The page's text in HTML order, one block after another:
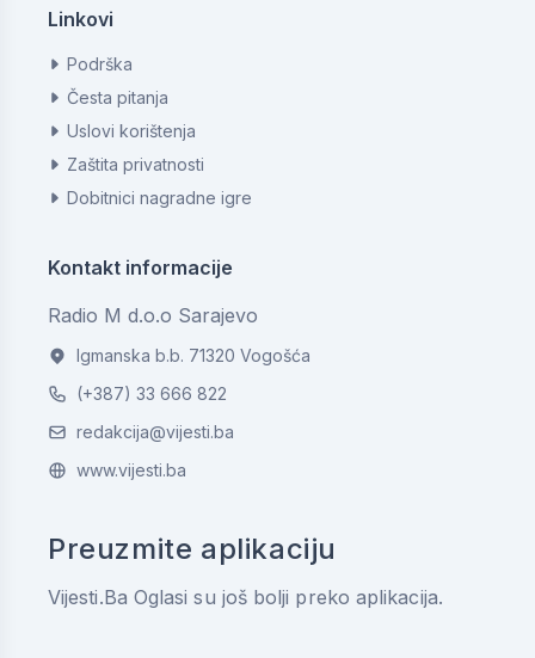
Linkovi
Podrška
Česta pitanja
Uslovi korištenja
Zaštita privatnosti
Dobitnici nagradne igre
Kontakt informacije
Radio M d.o.o Sarajevo
Igmanska b.b. 71320 Vogošća
(+387) 33 666 822
redakcija@vijesti.ba
www.vijesti.ba
Preuzmite aplikaciju
Vijesti.Ba Oglasi su još bolji preko aplikacija.